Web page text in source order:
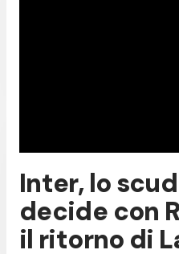
Inter, lo
decide con
il ritorno di